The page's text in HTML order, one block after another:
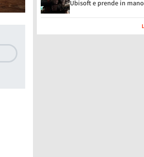
Ubisoft e prende in